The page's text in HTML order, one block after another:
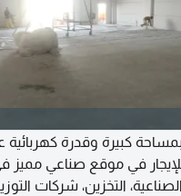
بمساحة كبيرة وقدرة
للإيجار في موقع صناعي مميز
التخزين، شركات